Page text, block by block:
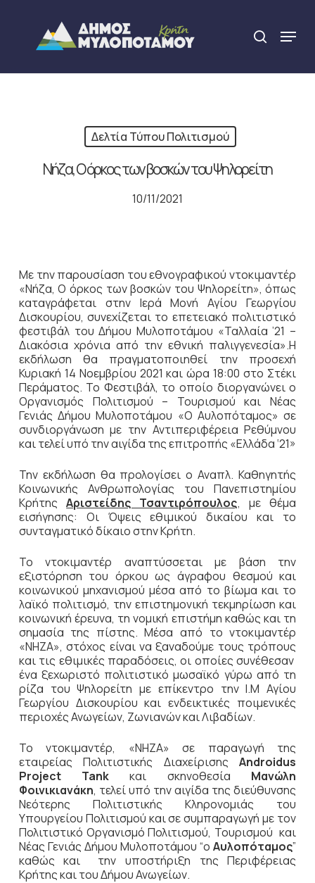
content
search
Menu
Δελτία Τύπου Πολιτισμού
Νήζα, Ο όρκος των βοσκών του Ψηλορείτη
10/11/2021
Με την παρουσίαση του εθνογραφικού ντοκιμαντέρ
«Νήζα, Ο όρκος των βοσκών του Ψηλορείτη», όπως
καταγράφεται στην Ιερά Μονή Αγίου Γεωργίου
Δισκουρίου, συνεχίζεται το επετειακό πολιτιστικό
φεστιβάλ του Δήμου Μυλοποτάμου «Ταλλαία ’21 –
Διακόσια χρόνια από την εθνική παλιγγενεσία».Η
εκδήλωση θα πραγματοποιηθεί την προσεχή
Κυριακή 14 Νοεμβρίου 2021 και ώρα 18:00 στο Στέκι
Περάματος. Το Φεστιβάλ, το οποίο διοργανώνει ο
Οργανισμός Πολιτισμού – Τουρισμού και Νέας
Γενιάς Δήμου Μυλοποτάμου «Ο Αυλοπόταμος» σε
συνδιοργάνωση με την Αντιπεριφέρεια Ρεθύμνου
και τελεί υπό την αιγίδα της επιτροπής «Ελλάδα ‘21»
Την εκδήλωση θα προλογίσει ο Αναπλ. Καθηγητής
Κοινωνικής Ανθρωπολογίας του Πανεπιστημίου
ΚρήτηςΑριστείδης Τσαντιρόπουλος, με θέμα
εισήγησης: Οι Όψεις εθιμικού δικαίου και το
συνταγματικό δίκαιο στην Κρήτη.
Το ντοκιμαντέρ αναπτύσσεται με βάση την
εξιστόρηση του όρκου ως άγραφου θεσμού και
κοινωνικού μηχανισμού μέσα από το βίωμα και το
λαϊκό πολιτισμό, την επιστημονική τεκμηρίωση και
κοινωνική έρευνα, τη νομική επιστήμη καθώς και τη
σημασία της πίστης. Μέσα από το ντοκιμαντέρ
«ΝΗΖΑ», στόχος είναι να ξαναδούμε τους τρόπους
και τις εθιμικές παραδόσεις, οι οποίες συνέθεσαν
ένα ξεχωριστό πολιτιστικό μωσαϊκό γύρω από τη
ρίζα του Ψηλορείτη με επίκεντρο την Ι.Μ Αγίου
Γεωργίου Δισκουρίου και ενδεικτικές ποιμενικές
περιοχές Ανωγείων, Ζωνιανών και Λιβαδίων.
Το ντοκιμαντέρ, «ΝΗΖΑ» σε παραγωγή της
εταιρείας Πολιτιστικής ΔιαχείρισηςAndroidus
Project Tank και σκηνοθεσία Μανώλη
Φοινικιανάκη, τελεί υπό την αιγίδα της διεύθυνσης
Νεότερης Πολιτιστικής Κληρονομιάς του
Υπουργείου Πολιτισμού και σε συμπαραγωγή με τον
Πολιτιστικό Οργανισμό Πολιτισμού, Τουρισμού και
Νέας Γενιάς Δήμου Μυλοποτάμου “οΑυλοπόταμος”
καθώς και την υποστήριξη της Περιφέρειας
Κρήτης και του Δήμου Ανωγείων.
Close